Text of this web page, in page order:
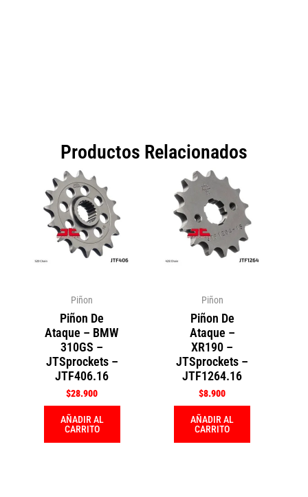
Productos Relacionados
Piñon
Piñon De
Ataque – BMW
310GS –
JTSprockets –
JTF406.16
$28.900
AÑADIR AL
CARRITO
Piñon
Piñon De
Ataque –
XR190 –
JTSprockets –
JTF1264.16
$8.900
AÑADIR AL
CARRITO